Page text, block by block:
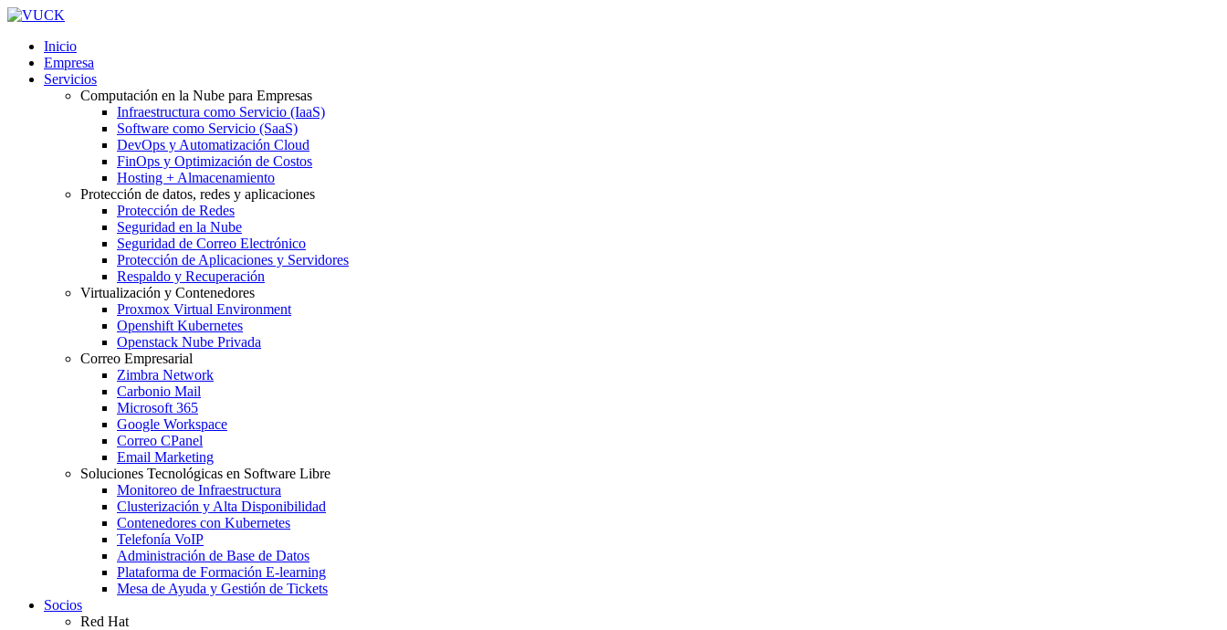
Inicio
Empresa
Servicios
Computación en la Nube para Empresas
Infraestructura como Servicio (IaaS)
Software como Servicio (SaaS)
DevOps y Automatización Cloud
FinOps y Optimización de Costos
Hosting + Almacenamiento
Protección de datos, redes y aplicaciones
Protección de Redes
Seguridad en la Nube
Seguridad de Correo Electrónico
Protección de Aplicaciones y Servidores
Respaldo y Recuperación
Virtualización y Contenedores
Proxmox Virtual Environment
Openshift Kubernetes
Openstack Nube Privada
Correo Empresarial
Zimbra Network
Carbonio Mail
Microsoft 365
Google Workspace
Correo CPanel
Email Marketing
Soluciones Tecnológicas en Software Libre
Monitoreo de Infraestructura
Clusterización y Alta Disponibilidad
Contenedores con Kubernetes
Telefonía VoIP
Administración de Base de Datos
Plataforma de Formación E-learning
Mesa de Ayuda y Gestión de Tickets
Socios
Red Hat